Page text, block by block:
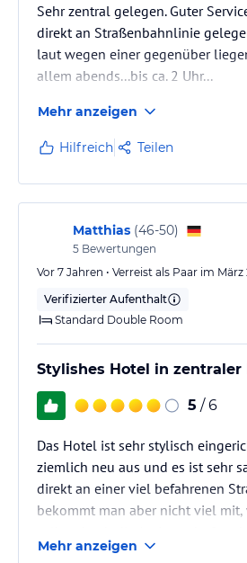
Sehr zentral gelegen. Guter
direkt an Straßenbahnlinie
laut wegen einer gegenüber
allem abends...bis ca. 2 Uhr...
Mehr anzeigen
Hilfreich Teilen
Matthias (46-50)
5 Bewertungen
Vor 7 Jahren • Verreist als Paar im März
Verifizierter Aufenthalt
Standard Double Room
Stylishes Hotel in zentraler
5 / 6
Das Hotel ist sehr stylisch
ziemlich neu aus und es ist sehr
direkt an einer viel befahrenen
bekommt man aber nicht viel
Wand runterläuft, etwas lauter ist,
Mehr anzeigen